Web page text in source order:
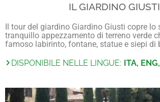
IL GIARDINO GIUSTI
Il tour del giardino Giardino Giusti copre lo
tranquillo appezzamento di terreno verde
famoso labirinto, fontane, statue e siepi di
DISPONIBILE NELLE LINGUE: ITA,